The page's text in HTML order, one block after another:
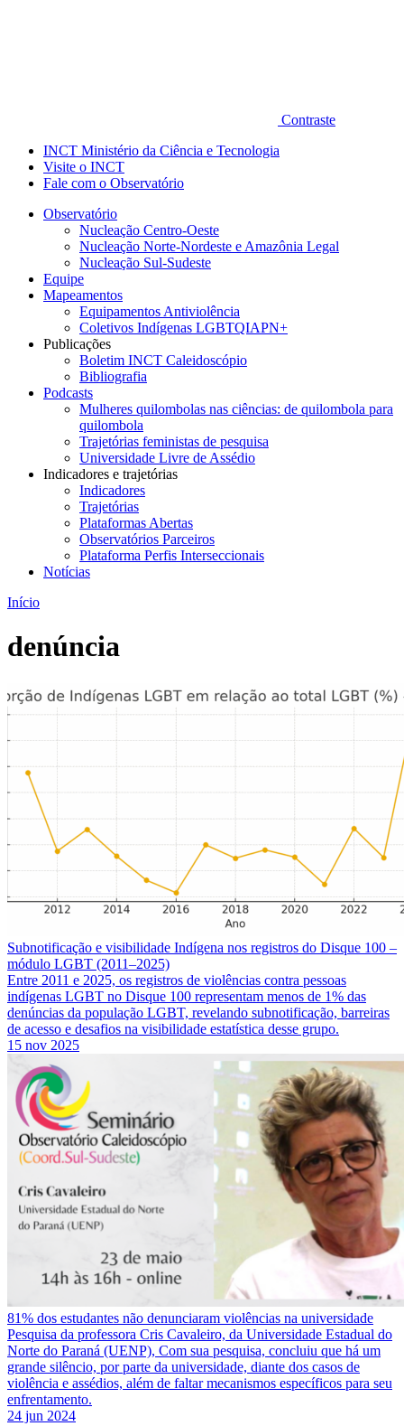
Contraste
INCT Ministério da Ciência e Tecnologia
Visite o INCT
Fale com o Observatório
Observatório
Nucleação Centro-Oeste
Nucleação Norte-Nordeste e Amazônia Legal
Nucleação Sul-Sudeste
Equipe
Mapeamentos
Equipamentos Antiviolência
Coletivos Indígenas LGBTQIAPN+
Publicações
Boletim INCT Caleidoscópio
Bibliografia
Podcasts
Mulheres quilombolas nas ciências: de quilombola para
quilombola
Trajetórias feministas de pesquisa
Universidade Livre de Assédio
Indicadores e trajetórias
Indicadores
Trajetórias
Plataformas Abertas
Observatórios Parceiros
Plataforma Perfis Interseccionais
Notícias
Início
denúncia
Subnotificação e visibilidade Indígena nos registros do Disque 100 –
módulo LGBT (2011–2025)
Entre 2011 e 2025, os registros de violências contra pessoas
indígenas LGBT no Disque 100 representam menos de 1% das
denúncias da população LGBT, revelando subnotificação, barreiras
de acesso e desafios na visibilidade estatística desse grupo.
15 nov 2025
81% dos estudantes não denunciaram violências na universidade
Pesquisa da professora Cris Cavaleiro, da Universidade Estadual do
Norte do Paraná (UENP), Com sua pesquisa, concluiu que há um
grande silêncio, por parte da universidade, diante dos casos de
violência e assédios, além de faltar mecanismos específicos para seu
enfrentamento.
24 jun 2024